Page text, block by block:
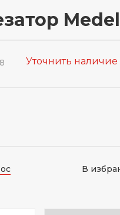
Уточнить наличие
В